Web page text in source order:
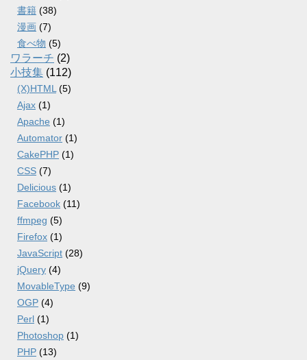
書籍 (38)
漫画 (7)
食べ物 (5)
ワラーチ (2)
小技集 (112)
(X)HTML (5)
Ajax (1)
Apache (1)
Automator (1)
CakePHP (1)
CSS (7)
Delicious (1)
Facebook (11)
ffmpeg (5)
Firefox (1)
JavaScript (28)
jQuery (4)
MovableType (9)
OGP (4)
Perl (1)
Photoshop (1)
PHP (13)